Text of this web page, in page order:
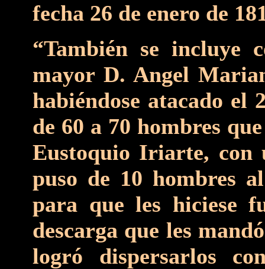
fecha 26 de enero de
“También se incluye
mayor D. Angel
habiéndose atacado el
de 60 a 70 hombres
Eustoquio Iriarte, con
puso de 10 hombres
para que les hiciese
descarga que les
logró dispersarlos